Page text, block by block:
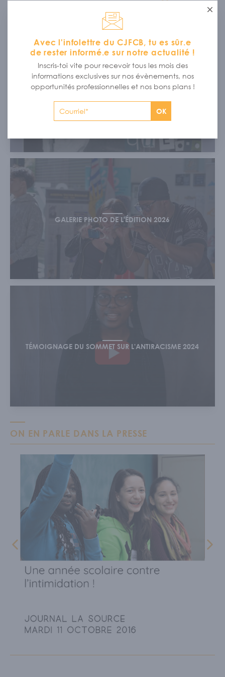
ZINE SOMMET SUR LA SANTÉ MENTALE 2026
GALERIE PHOTO DE L'ÉDITION 2026
TÉMOIGNAGE DU SOMMET SUR L'ANTIRACISME 2024
ON EN PARLE DANS LA PRESSE
Avec l'infolettre du CJFCB, tu es sûr.e
de rester informé.e sur notre actualité !
Inscris-toi vite pour recevoir tous les mois des
informations exclusives sur nos évènements, nos
opportunités professionnelles et nos bons plans !
OK